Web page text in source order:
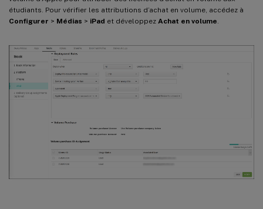
étudiants. Pour vérifier les attributions d’achat en volume, accédez à
Configurer > Médias > iPad et développez Achat en volume.